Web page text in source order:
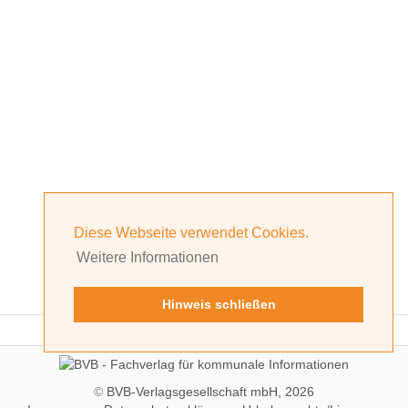
Diese Webseite verwendet Cookies.
Weitere Informationen
Hinweis schließen
© BVB-Verlagsgesellschaft mbH, 2026